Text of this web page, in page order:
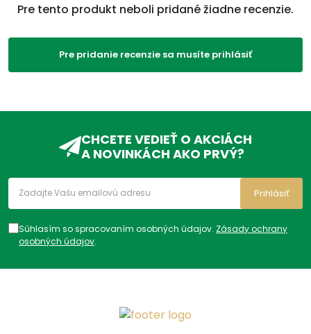
Vitamín B
Vitamín C
Trápi ma: Podpora imunity,Vitamíny
deti, Vitamíny pre
dospelých,Vitamíny nad
Pre tento produkt neboli pridané žiadne recenzie.
Pre pridanie recenzie sa musíte prihlásiť
CHCETE VEDIEŤ O AKCIÁCH
A NOVINKÁCH AKO PRVÝ?
Súhlasím so spracovaním osobných údajov. Zásady ochrany
osobných údajov.
Prihlásiť